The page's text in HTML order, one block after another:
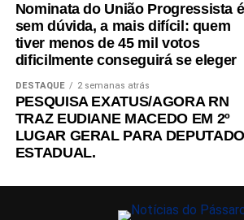
Nominata do União Progressista
sem dúvida, a mais difícil: quem
tiver menos de 45 mil votos
dificilmente conseguirá se eleger
DESTAQUE 2 semanas atrás
PESQUISA EXATUS/AGORA RN
TRAZ EUDIANE MACEDO EM 2º
LUGAR GERAL PARA DEPUTADO
ESTADUAL.